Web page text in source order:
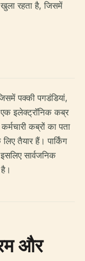
रहता है, जिसमें
पक्की पगडंडियां,
इलेक्ट्रॉनिक कब्र
कब्रों का पता
तैयार हैं। पार्किंग
सार्वजनिक
और